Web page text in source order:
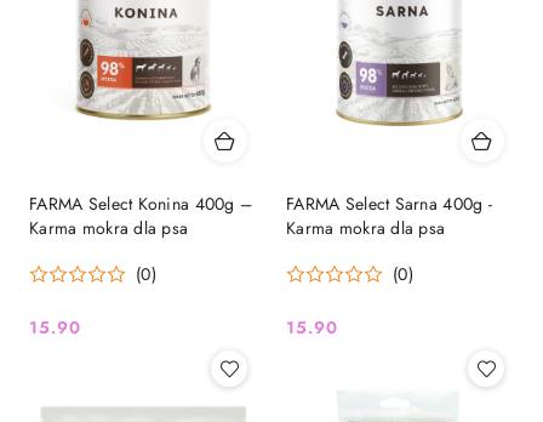
FARMA Select Konina 400g –
Karma mokra dla psa
(0)
Cena:
15.90
FARMA Select Sarna 400g -
Karma mokra dla psa
(0)
Cena:
15.90